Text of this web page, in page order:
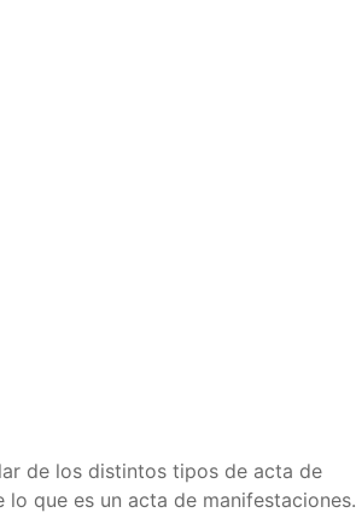
de los distintos tipos de acta de
que es un acta de manifestaciones.